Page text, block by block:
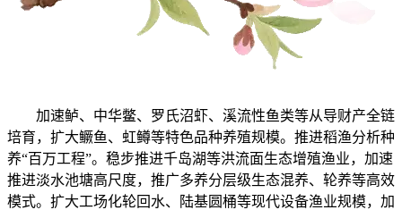
加速鲈、中华鳖、罗氏沼虾、溪流性鱼类等从导财产全链
培育，扩大鳜鱼、虹鳟等特色品种养殖规模。推进稻渔分析种
养“百万工程”。稳步推进千岛湖等洪流面生态增殖渔业，加速
推进淡水池塘高尺度，推广多养分层级生态混养、轮养等高效
模式。扩大工场化轮回水、陆基圆桶等现代设备渔业规模，加